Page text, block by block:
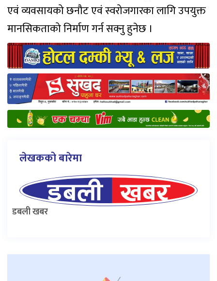
एवं व्यवसायको छनौट एवं स्वरोजगारका लागि उपयुक्त
मानसिकताको निर्माण गर्न सक्नु हुनेछ ।
लेखकको बारेमा
डबली खबर